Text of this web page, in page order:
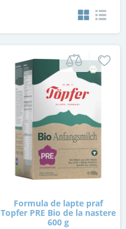
Formula de lapte praf
Topfer PRE Bio de la nastere
600 g